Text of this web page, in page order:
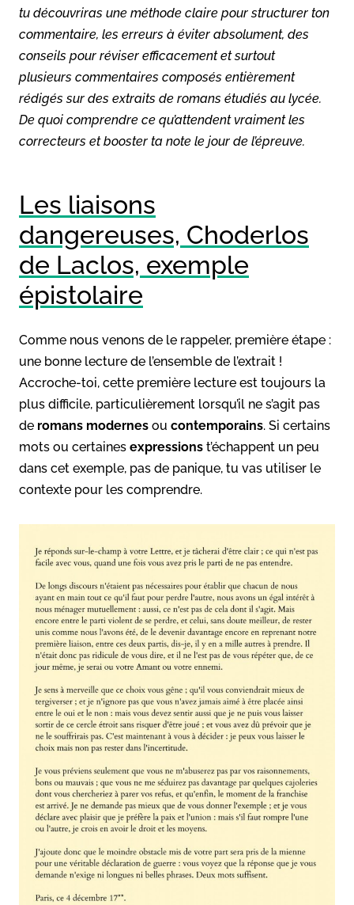
tu découvriras une méthode claire pour structurer ton
commentaire, les erreurs à éviter absolument, des
conseils pour réviser efficacement et surtout
plusieurs commentaires composés entièrement
rédigés sur des extraits de romans étudiés au lycée.
De quoi comprendre ce qu’attendent vraiment les
correcteurs et booster ta note le jour de l’épreuve.
Les liaisons
dangereuses, Choderlos
de Laclos, exemple
épistolaire
Comme nous venons de le rappeler, première étape :
une bonne lecture de l’ensemble de l’extrait !
Accroche-toi, cette première lecture est toujours la
plus difficile, particulièrement lorsqu’il ne s’agit pas
de romans modernes ou contemporains. Si certains
mots ou certaines expressions t’échappent un peu
dans cet exemple, pas de panique, tu vas utiliser le
contexte pour les comprendre.